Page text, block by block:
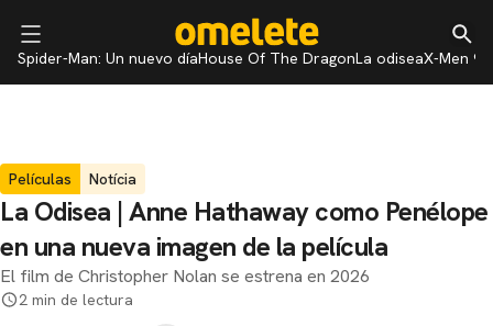
Spider-Man: Un nuevo díaHouse Of The DragonLa odiseaX-Men 97
Películas Notícia
La Odisea | Anne Hathaway como Penélope
en una nueva imagen de la película
El film de Christopher Nolan se estrena en 2026
2 min de lectura